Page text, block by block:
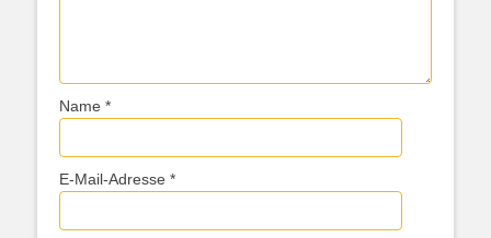
Name *
E-Mail-Adresse *